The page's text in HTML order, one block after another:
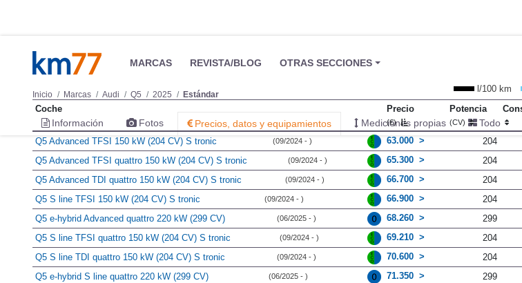
MARCAS REVISTA/BLOG OTRAS SECCIONES
Inicio Marcas Audi Q5 2025 Estándar
Información Fotos Precios, datos y equipamientos Mediciones propias Todo
l/100 km
Coche
Precio
(€)
Potencia
(CV)
Q5 Advanced TFSI 150 kW (204 CV) S tronic (09/2024 - ) 63.000 204
Q5 Advanced TFSI quattro 150 kW (204 CV) S tronic
(09/2024 - ) 65.300 204
Q5 Advanced TDI quattro 150 kW (204 CV) S tronic
(09/2024 - ) 66.700 204
Q5 S line TFSI 150 kW (204 CV) S tronic
(09/2024 - ) 66.900 204
Q5 e-hybrid Advanced quattro 220 kW (299 CV)
(06/2025 - ) 68.260 299
Q5 S line TFSI quattro 150 kW (204 CV) S tronic
(09/2024 - ) 69.210 204
Q5 S line TDI quattro 150 kW (204 CV) S tronic
(09/2024 - ) 70.600 204
Q5 e-hybrid S line quattro 220 kW (299 CV)
(06/2025 - ) 71.350 299